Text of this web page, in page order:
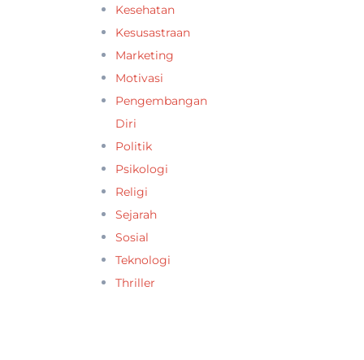
Kesehatan
Kesusastraan
Marketing
Motivasi
Pengembangan
Diri
Politik
Psikologi
Religi
Sejarah
Sosial
Teknologi
Thriller